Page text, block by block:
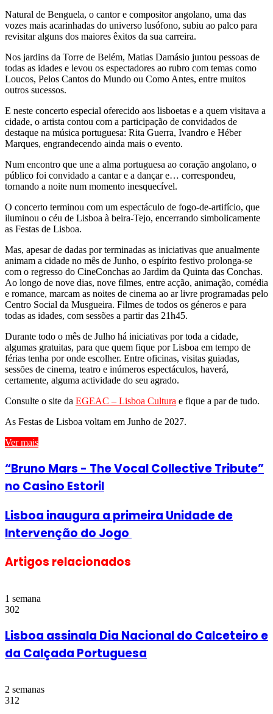
Natural de Benguela, o cantor e compositor angolano, uma das
vozes mais acarinhadas do universo lusófono, subiu ao palco para
revisitar alguns dos maiores êxitos da sua carreira.
Nos jardins da Torre de Belém, Matias Damásio juntou pessoas de
todas as idades e levou os espectadores ao rubro com temas como
Loucos, Pelos Cantos do Mundo ou Como Antes, entre muitos
outros sucessos.
E neste concerto especial oferecido aos lisboetas e a quem visitava a
cidade, o artista contou com a participação de convidados de
destaque na música portuguesa: Rita Guerra, Ivandro e Héber
Marques, engrandecendo ainda mais o evento.
Num encontro que une a alma portuguesa ao coração angolano, o
público foi convidado a cantar e a dançar e… correspondeu,
tornando a noite num momento inesquecível.
O concerto terminou com um espectáculo de fogo-de-artifício, que
iluminou o céu de Lisboa à beira-Tejo, encerrando simbolicamente
as Festas de Lisboa.
Mas, apesar de dadas por terminadas as iniciativas que anualmente
animam a cidade no mês de Junho, o espírito festivo prolonga-se
com o regresso do CineConchas ao Jardim da Quinta das Conchas.
Ao longo de nove dias, nove filmes, entre acção, animação, comédia
e romance, marcam as noites de cinema ao ar livre programadas pelo
Centro Social da Musgueira. Filmes de todos os géneros e para
todas as idades, com sessões a partir das 21h45.
Durante todo o mês de Julho há iniciativas por toda a cidade,
algumas gratuitas, para que quem fique por Lisboa em tempo de
férias tenha por onde escolher. Entre oficinas, visitas guiadas,
sessões de cinema, teatro e inúmeros espectáculos, haverá,
certamente, alguma actividade do seu agrado.
Consulte o site da EGEAC – Lisboa Cultura e fique a par de tudo.
As Festas de Lisboa voltam em Junho de 2027.
Ver mais
“Bruno Mars - The Vocal Collective Tribute”
no Casino Estoril
Lisboa inaugura a primeira Unidade de
Intervenção do Jogo
Artigos relacionados
1 semana
302
Lisboa assinala Dia Nacional do Calceteiro e
da Calçada Portuguesa
2 semanas
312